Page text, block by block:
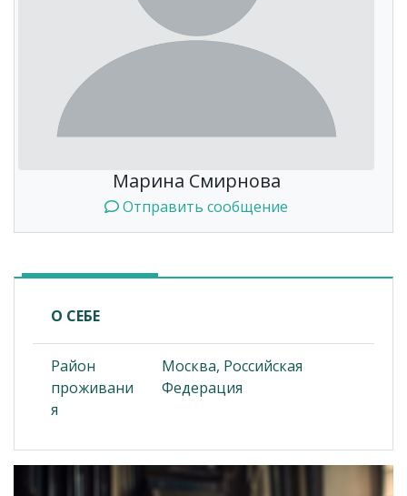
Марина Смирнова
Отправить сообщение
О СЕБЕ
Район
проживани
я
Москва, Российская
Федерация